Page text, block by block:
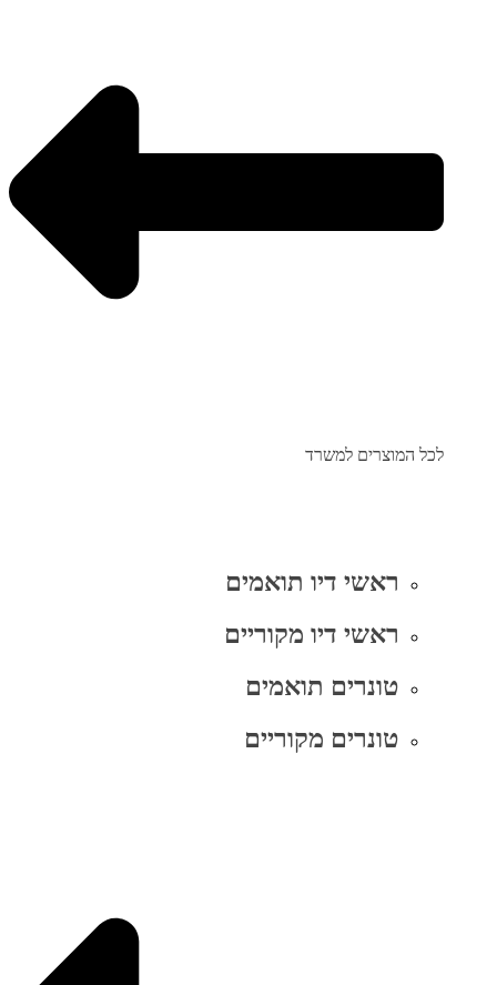
לכל המוצרים למשרד
ראשי דיו תואמים
ראשי דיו מקוריים
טונרים תואמים
טונרים מקוריים